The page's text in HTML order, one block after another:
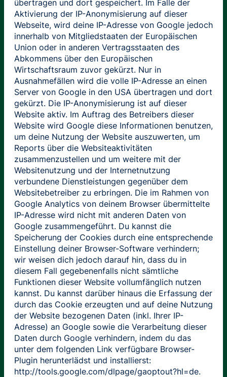
übertragen und dort gespeichert. Im Falle der
Aktivierung der IP-Anonymisierung auf dieser
Webseite, wird deine IP-Adresse von Google jedoch
innerhalb von Mitgliedstaaten der Europäischen
Union oder in anderen Vertragsstaaten des
Abkommens über den Europäischen
Wirtschaftsraum zuvor gekürzt. Nur in
Ausnahmefällen wird die volle IP-Adresse an einen
Server von Google in den USA übertragen und dort
gekürzt. Die IP-Anonymisierung ist auf dieser
Website aktiv. Im Auftrag des Betreibers dieser
Website wird Google diese Informationen benutzen,
um deine Nutzung der Website auszuwerten, um
Reports über die Websiteaktivitäten
zusammenzustellen und um weitere mit der
Websitenutzung und der Internetnutzung
verbundene Dienstleistungen gegenüber dem
Websitebetreiber zu erbringen. Die im Rahmen von
Google Analytics von deinem Browser übermittelte
IP-Adresse wird nicht mit anderen Daten von
Google zusammengeführt. Du kannst die
Speicherung der Cookies durch eine entsprechende
Einstellung deiner Browser-Software verhindern;
wir weisen dich jedoch darauf hin, dass du in
diesem Fall gegebenenfalls nicht sämtliche
Funktionen dieser Website vollumfänglich nutzen
kannst. Du kannst darüber hinaus die Erfassung der
durch das Cookie erzeugten und auf deine Nutzung
der Website bezogenen Daten (inkl. Ihrer IP-
Adresse) an Google sowie die Verarbeitung dieser
Daten durch Google verhindern, indem du das
unter dem folgenden Link verfügbare Browser-
Plugin herunterlädst und installierst:
http://tools.google.com/dlpage/gaoptout?hl=de.